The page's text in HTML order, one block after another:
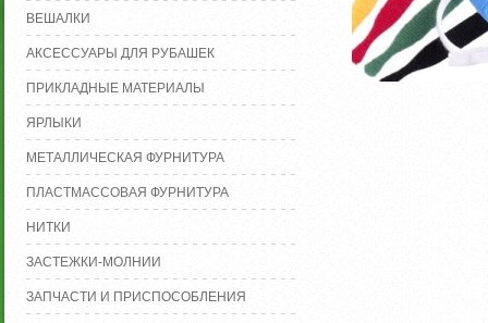
ВЕШАЛКИ
АКСЕССУАРЫ ДЛЯ РУБАШЕК
ПРИКЛАДНЫЕ МАТЕРИАЛЫ
ЯРЛЫКИ
МЕТАЛЛИЧЕСКАЯ ФУРНИТУРА
ПЛАСТМАССОВАЯ ФУРНИТУРА
НИТКИ
ЗАСТЕЖКИ-МОЛНИИ
ЗАПЧАСТИ И ПРИСПОСОБЛЕНИЯ